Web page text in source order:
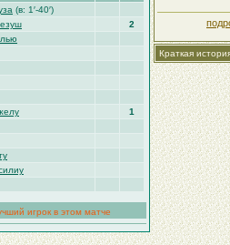
(в: 1′-40′)
2
1
игрок в этом матче
Краткая